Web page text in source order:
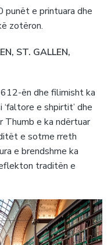
punët e printuara dhe
zotëron.
ST. GALLEN,
ën dhe filimisht ka
e shpirtit’ dhe
e ka ndërtuar
e sotme rreth
e brendshme ka
traditën e